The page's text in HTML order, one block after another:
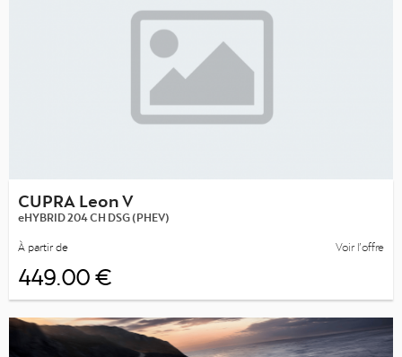
CUPRA Leon V
eHYBRID 204 CH DSG (PHEV)
À partir de
449.00 €
Voir l’offre